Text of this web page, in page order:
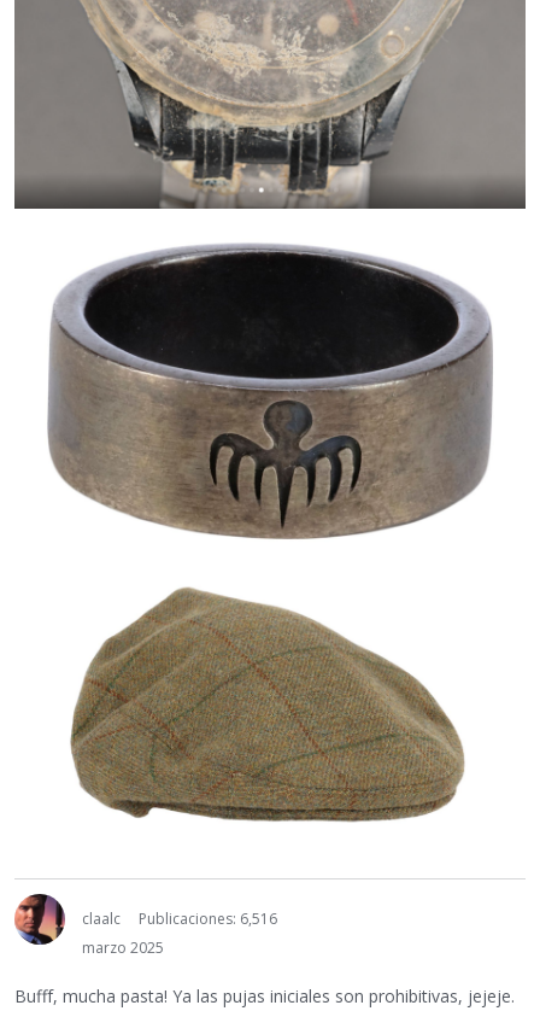
claalc
Publicaciones: 6,516
marzo 2025
Bufff, mucha pasta! Ya las pujas iniciales son prohibitivas, jejeje.